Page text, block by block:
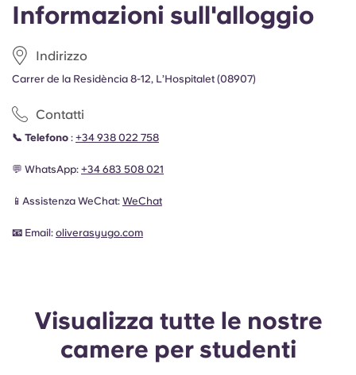
Informazioni sull'alloggio
Indirizzo
Carrer de la Residència 8-12, L’Hospitalet (08907)
Contatti
📞 Telefono : +34 938 022 758
💬 WhatsApp: +34 683 508 021
📱Assistenza WeChat: WeChat
📧 Email: oliverasyugo.com
Visualizza tutte le nostre
camere per studenti